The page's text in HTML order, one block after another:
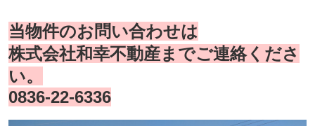
当物件のお問い合わせは
株式会社和幸不動産までご連絡くださ
い。
0836-22-6336